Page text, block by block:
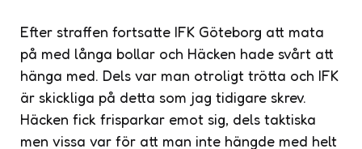
Efter straffen fortsatte IFK Göteborg att mata
på med långa bollar och Häcken hade svårt att
hänga med. Dels var man otroligt trötta och IFK
är skickliga på detta som jag tidigare skrev.
Häcken fick frisparkar emot sig, dels taktiska
men vissa var för att man inte hängde med helt